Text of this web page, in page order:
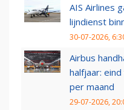
AIS Airlines
lijndienst
30-07-2026,
Airbus
halfjaar:
per maand
29-07-2026,